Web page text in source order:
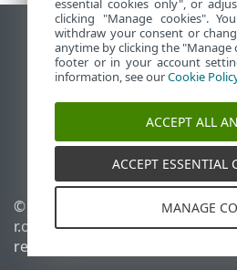
Ver sitio para ordenador
End of Life
Base de conocimiento de
Foro de ESET
ESET Status Portal
Soporte técnico regional
©
ESET, spol. s
r.o. Todos los derechos
reservados.
essential cookies only", or
clicking "Manage cookies".
withdraw your consent or
anytime by clicking the "Manage
footer or in your account
information, see ourCookie
ACCEPT ALL
ACCEPT ESSENTIAL
MANAGE